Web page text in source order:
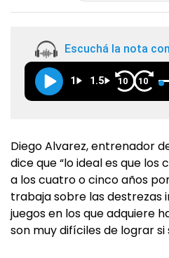
Escuchá la nota
1 1.5 10 10
Diego Alvarez, entrenador
dice que “lo ideal es que
a los cuatro o cinco años
trabaja sobre las destrezas
juegos en los que adquiere
son muy difíciles de lograr si